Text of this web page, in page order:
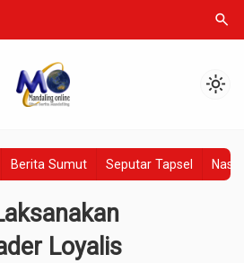
search
light_mode
Berita Sumut Seputar Tapsel
Loyalis